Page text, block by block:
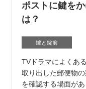
ポストに鍵を
は？
鍵と錠前
TVドラマによくあ
取り出した郵便物
を確認する場面が